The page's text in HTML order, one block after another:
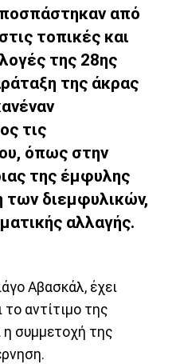
από
τοπικές και
της 28ης
της άκρας
τις
όπως στην
της έμφυλης
των διεμφυλικών,
αλλαγής.
Αβασκάλ, έχει
το αντίτιμο της
η συμμετοχή της